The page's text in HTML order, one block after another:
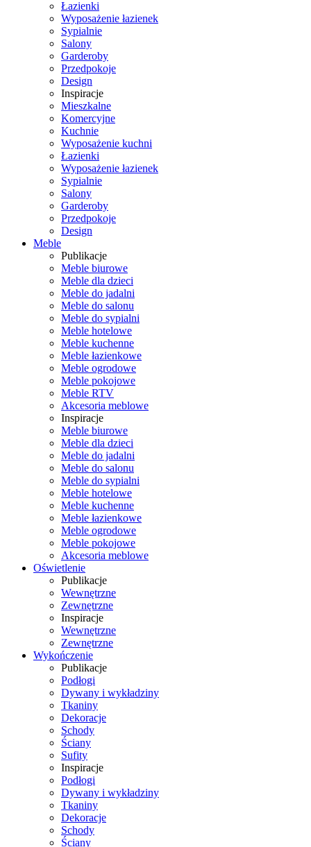
Łazienki
Wyposażenie łazienek
Sypialnie
Salony
Garderoby
Przedpokoje
Design
Inspiracje
Mieszkalne
Komercyjne
Kuchnie
Wyposażenie kuchni
Łazienki
Wyposażenie łazienek
Sypialnie
Salony
Garderoby
Przedpokoje
Design
Meble
Publikacje
Meble biurowe
Meble dla dzieci
Meble do jadalni
Meble do salonu
Meble do sypialni
Meble hotelowe
Meble kuchenne
Meble łazienkowe
Meble ogrodowe
Meble pokojowe
Meble RTV
Akcesoria meblowe
Inspiracje
Meble biurowe
Meble dla dzieci
Meble do jadalni
Meble do salonu
Meble do sypialni
Meble hotelowe
Meble kuchenne
Meble łazienkowe
Meble ogrodowe
Meble pokojowe
Akcesoria meblowe
Oświetlenie
Publikacje
Wewnętrzne
Zewnętrzne
Inspiracje
Wewnętrzne
Zewnętrzne
Wykończenie
Publikacje
Podłogi
Dywany i wykładziny
Tkaniny
Dekoracje
Schody
Ściany
Sufity
Inspiracje
Podłogi
Dywany i wykładziny
Tkaniny
Dekoracje
Schody
Ściany